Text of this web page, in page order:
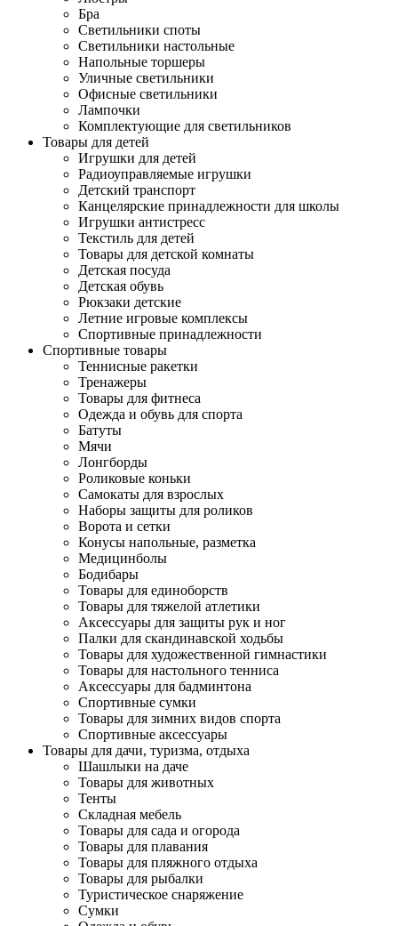
Бра
Светильники споты
Светильники настольные
Напольные торшеры
Уличные светильники
Офисные светильники
Лампочки
Комплектующие для светильников
Товары для детей
Игрушки для детей
Радиоуправляемые игрушки
Детский транспорт
Канцелярские принадлежности для школы
Игрушки антистресс
Текстиль для детей
Товары для детской комнаты
Детская посуда
Детская обувь
Рюкзаки детские
Летние игровые комплексы
Спортивные принадлежности
Спортивные товары
Теннисные ракетки
Тренажеры
Товары для фитнеса
Одежда и обувь для спорта
Батуты
Мячи
Лонгборды
Роликовые коньки
Самокаты для взрослых
Наборы защиты для роликов
Ворота и сетки
Конусы напольные, разметка
Медицинболы
Бодибары
Товары для единоборств
Товары для тяжелой атлетики
Аксессуары для защиты рук и ног
Палки для скандинавской ходьбы
Товары для художественной гимнастики
Товары для настольного тенниса
Аксессуары для бадминтона
Спортивные сумки
Товары для зимних видов спорта
Спортивные аксессуары
Товары для дачи, туризма, отдыха
Шашлыки на даче
Товары для животных
Тенты
Складная мебель
Товары для сада и огорода
Товары для плавания
Товары для пляжного отдыха
Товары для рыбалки
Туристическое снаряжение
Сумки